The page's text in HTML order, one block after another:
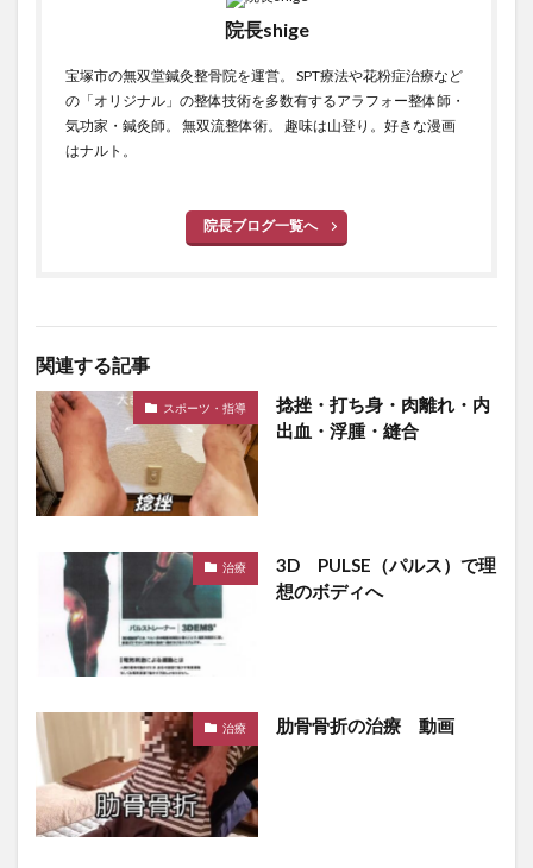
院長shige
宝塚市の無双堂鍼灸整骨院を運営。 SPT療法や花粉症治療など
の「オリジナル」の整体技術を多数有するアラフォー整体師・
気功家・鍼灸師。 無双流整体術。 趣味は山登り。好きな漫画
はナルト。
院長ブログ一覧へ
関連する記事
スポーツ・指導
捻挫・打ち身・肉離れ・内
出血・浮腫・縫合
治療
3D PULSE（パルス）で理
想のボディへ
治療 肋骨骨折の治療 動画